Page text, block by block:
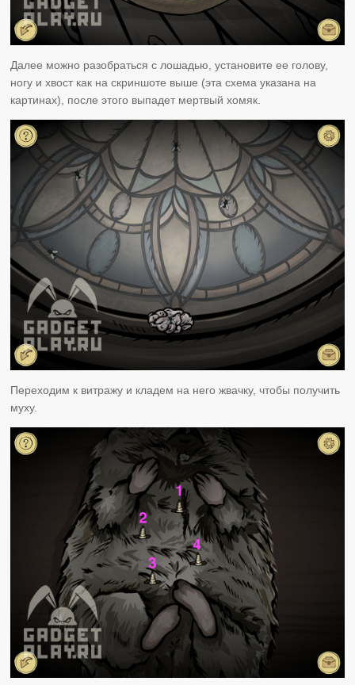
Далее можно разобраться с лошадью, установите ее голову,
ногу и хвост как на скриншоте выше (эта схема указана на
картинах), после этого выпадет мертвый хомяк.
Переходим к витражу и кладем на него жвачку, чтобы получить
муху.